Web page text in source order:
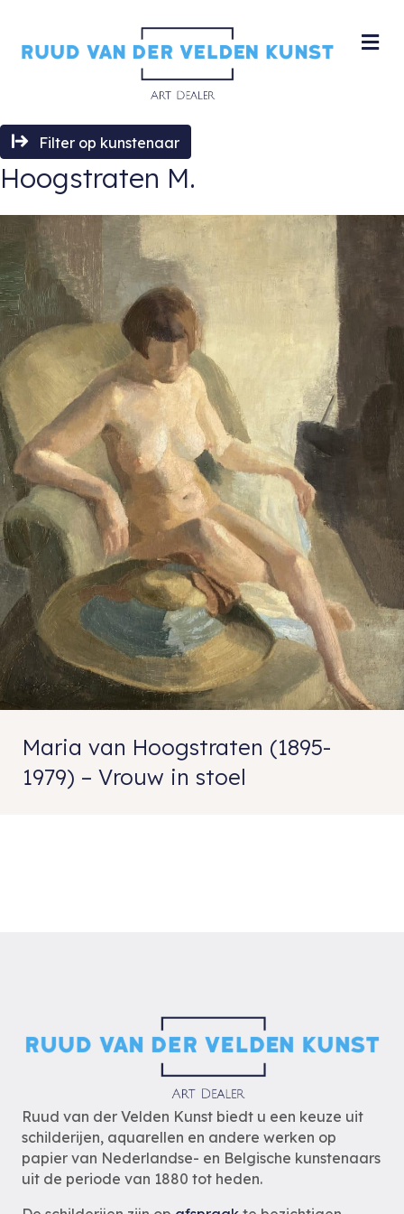
Filter op kunstenaar
Hoogstraten M.
Maria van Hoogstraten (1895-
1979) – Vrouw in stoel
Ruud van der Velden Kunst biedt u een keuze uit
schilderijen, aquarellen en andere werken op
papier van Nederlandse- en Belgische kunstenaars
uit de periode van 1880 tot heden.